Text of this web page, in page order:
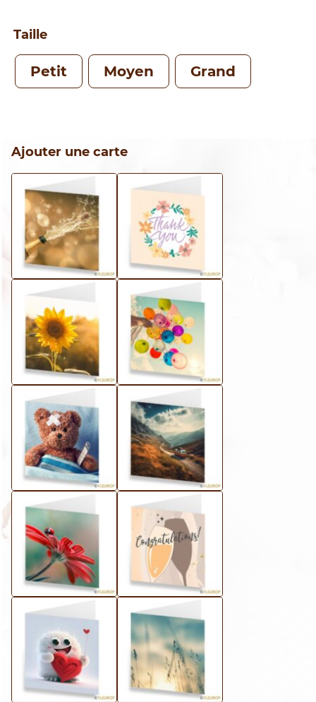
Taille
Petit Moyen Grand
Ajouter une carte